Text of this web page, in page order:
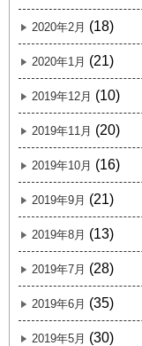
2020年2月 (18)
2020年1月 (21)
2019年12月 (10)
2019年11月 (20)
2019年10月 (16)
2019年9月 (21)
2019年8月 (13)
2019年7月 (28)
2019年6月 (35)
2019年5月 (30)